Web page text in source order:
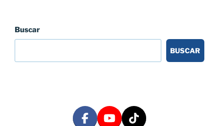
Buscar
BUSCAR